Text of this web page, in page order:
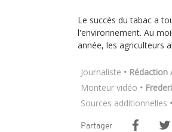
Le succès du tabac a
l'environnement. Au
année, les agriculteurs
Journaliste • Rédaction
Monteur vidéo •
Sources additionnelles
Partager